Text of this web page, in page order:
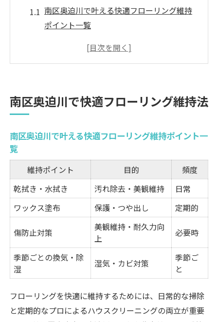
南区奥迫川で叶える快適フローリング維持
ポイント一覧
ハウスクリーニング導入で床の清潔感が長
快適空間づくりに役立つフローリングケア
ハウスクリーニングが床美しさを保つ理由
とめ
プロの技術がもたらす美しいフローリング
美観と衛生を両立する床ケアの基本
床の黒ずみ対策に効果的なクリーニング法
ハウスクリーニングが健康な住環境に貢献
頑固な黒ずみ除去へプロの技を活用しよう
黒ずみ除去方法とハウスクリーニング比較
表
頑固な汚れに強いプロのフローリング清掃
落ちにくい黒ずみの原因と対策を解説
南区奥迫川で快適フローリング維持法
南区奥迫川で叶える快適フローリング維持ポイント一
覧
維持ポイント 目的
頻度
乾拭き・水拭き
汚れ除去・美観維持
日常
ワックス塗布
保護・つや出し 定期的
傷防止対策
美観維持・耐久力向
上
必要時
季節ごとの換気・除
湿
湿気・カビ対策
季節ご
と
フローリングを快適に維持するためには、日常的な掃除
と定期的なプロによるハウスクリーニングの両立が重要